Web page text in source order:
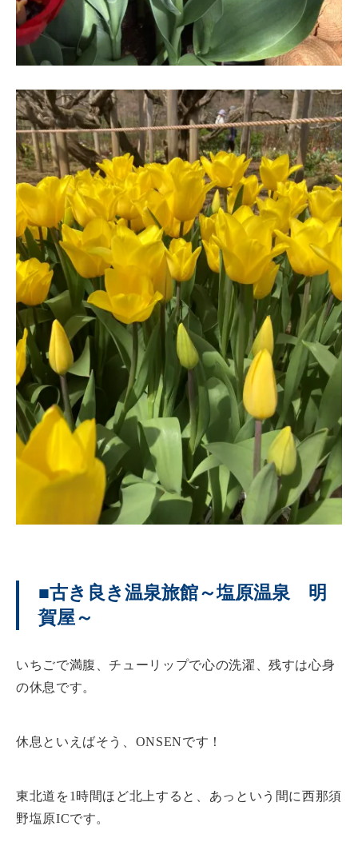
■古き良き温泉旅館～塩原温泉 明
賀屋～
いちごで満腹、チューリップで心の洗濯、残すは心身
の休息です。
休息といえばそう、ONSENです！
東北道を1時間ほど北上すると、あっという間に西那須
野塩原ICです。